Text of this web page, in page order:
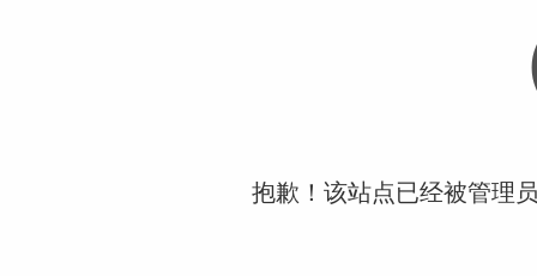
抱歉！该站点已经被管理